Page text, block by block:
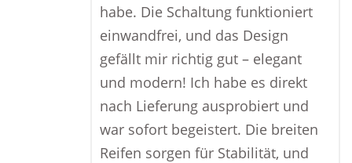
habe. Die Schaltung funktioniert
einwandfrei, und das Design
gefällt mir richtig gut – elegant
und modern! Ich habe es direkt
nach Lieferung ausprobiert und
war sofort begeistert. Die breiten
Reifen sorgen für Stabilität, und